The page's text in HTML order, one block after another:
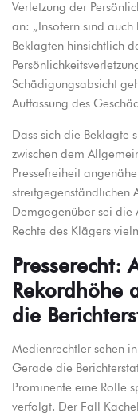
Verletzung der
an: „Insofern sind auch
Beklagten hinsichtlich
Schädigungsabsicht
Auffassung des
Dass sich die Beklagte
zwischen dem
Pressefreiheit
streitgegenständlichen
Demgegenüber sei die
Rechte des Klägers
Presserecht:
Rekordhöhe
die
Medienrechtler sehen
Gerade die
Prominente eine Rolle
verfolgt. Der Fall